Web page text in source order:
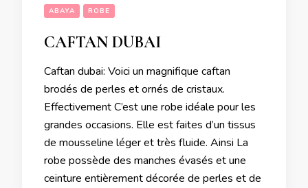
ABAYA ROBE
CAFTAN DUBAI
Caftan dubai: Voici un magnifique caftan
brodés de perles et ornés de cristaux.
Effectivement C’est une robe idéale pour les
grandes occasions. Elle est faites d’un tissus
de mousseline léger et très fluide. Ainsi La
robe possède des manches évasés et une
ceinture entièrement décorée de perles et de